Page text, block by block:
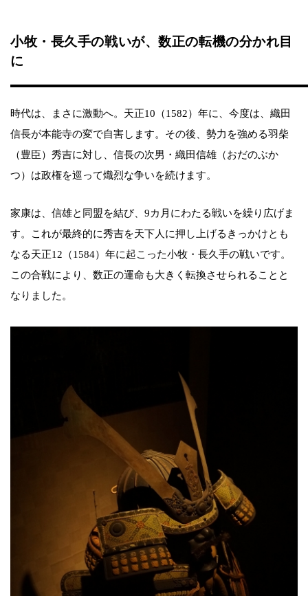
小牧・長久手の戦いが、数正の転機の分かれ目
に
時代は、まさに激動へ。天正10（1582）年に、今度は、織田
信長が本能寺の変で自害します。その後、勢力を強める羽柴
（豊臣）秀吉に対し、信長の次男・織田信雄（おだのぶか
つ）は政権を巡って熾烈な争いを続けます。
家康は、信雄と同盟を結び、9カ月にわたる戦いを繰り広げま
す。これが最終的に秀吉を天下人に押し上げるきっかけとも
なる天正12（1584）年に起こった小牧・長久手の戦いです。
この合戦により、数正の運命も大きく転換させられることと
なりました。